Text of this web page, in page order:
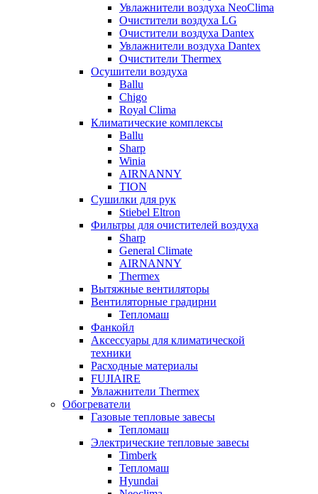
Увлажнители воздуха NeoClima
Очистители воздуха LG
Очистители воздуха Dantex
Увлажнители воздуха Dantex
Очистители Thermex
Осушители воздуха
Ballu
Chigo
Royal Clima
Климатические комплексы
Ballu
Sharp
Winia
AIRNANNY
TION
Сушилки для рук
Stiebel Eltron
Фильтры для очистителей воздуха
Sharp
General Climate
AIRNANNY
Thermex
Вытяжные вентиляторы
Вентиляторные градирни
Тепломаш
Фанкойл
Аксессуары для климатической
техники
Расходные материалы
FUJIAIRE
Увлажнители Thermex
Обогреватели
Газовые тепловые завесы
Тепломаш
Электрические тепловые завесы
Timberk
Тепломаш
Hyundai